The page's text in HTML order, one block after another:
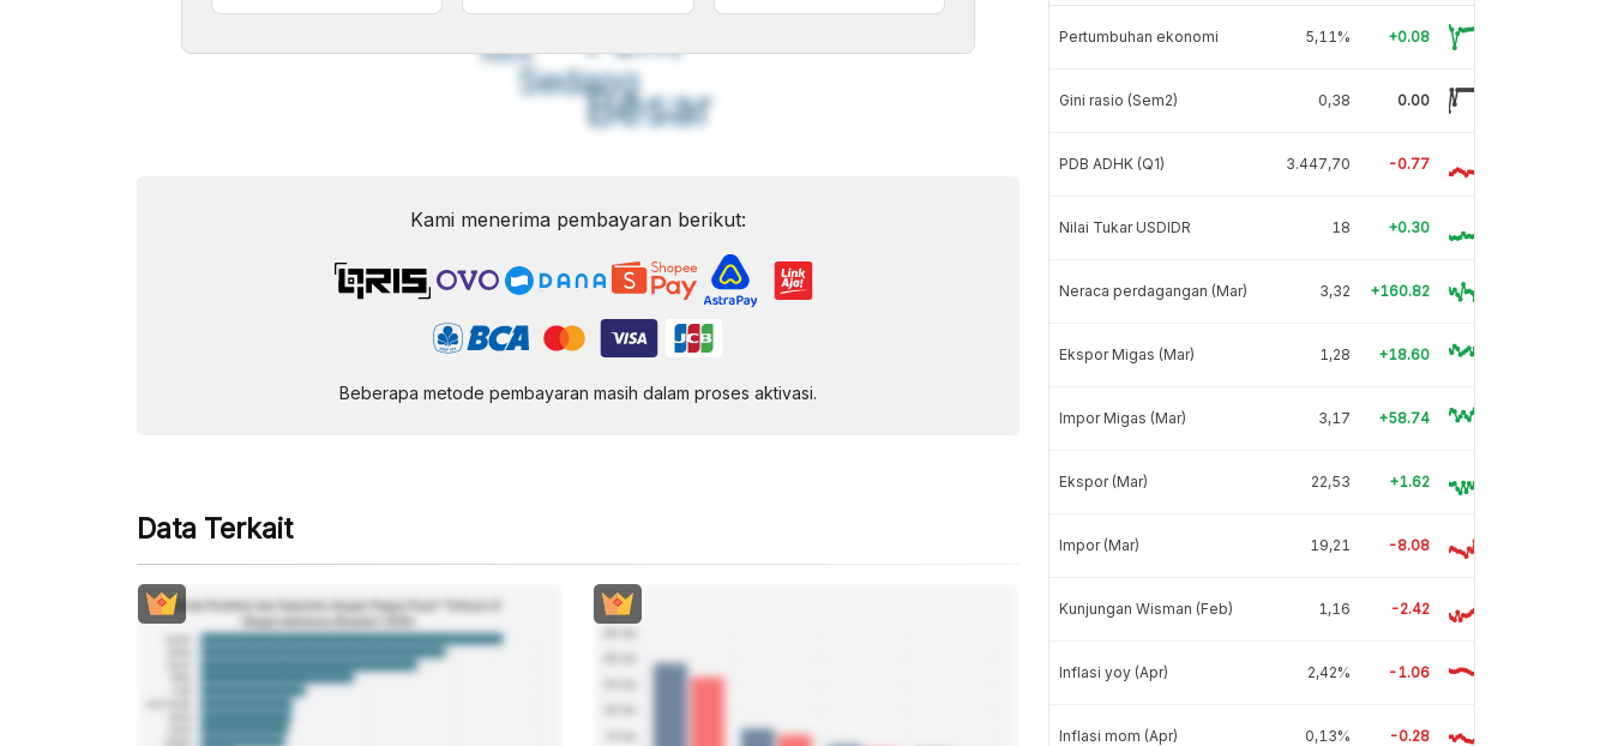
Font
Kecil
SedangBesar
Kami menerima pembayaran berikut:
Beberapa metode pembayaran masih dalam proses aktivasi.
Data Terkait
Pertumbuhan ekonomi 5,11% +0.08
Gini rasio (Sem2) 0,38 0.00
PDB ADHK (Q1) 3.447,70 -0.77
Nilai Tukar USDIDR 18 +0.30
Neraca perdagangan (Mar) 3,32 +160.82
Ekspor Migas (Mar) 1,28 +18.60
Impor Migas (Mar) 3,17 +58.74
Ekspor (Mar) 22,53 +1.62
Impor (Mar) 19,21 -8.08
Kunjungan Wisman (Feb) 1,16 -2.42
Inflasi yoy (Apr) 2,42% -1.06
Inflasi mom (Apr) 0,13% -0.28